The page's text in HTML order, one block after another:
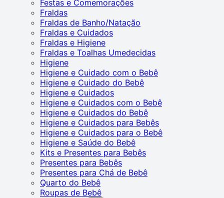
Festas e Comemorações
Fraldas
Fraldas de Banho/Natação
Fraldas e Cuidados
Fraldas e Higiene
Fraldas e Toalhas Umedecidas
Higiene
Higiene e Cuidado com o Bebê
Higiene e Cuidado do Bebê
Higiene e Cuidados
Higiene e Cuidados com o Bebê
Higiene e Cuidados do Bebê
Higiene e Cuidados para Bebês
Higiene e Cuidados para o Bebê
Higiene e Saúde do Bebê
Kits e Presentes para Bebês
Presentes para Bebês
Presentes para Chá de Bebê
Quarto do Bebê
Roupas de Bebê